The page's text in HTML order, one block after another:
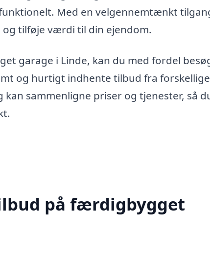
Med en velgennemtænkt
tilføje værdi til din ejendom.
garage i Linde, kan du med fordel
og hurtigt indhente tilbud fra forskellige
sammenligne priser og tjenester, så
på færdigbygget